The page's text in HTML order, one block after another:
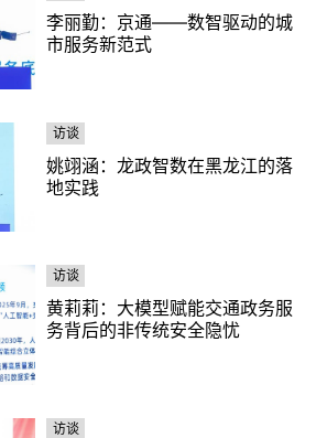
李丽勤：京通——数智驱动的城
市服务新范式
访谈
姚翊涵：龙政智数在黑龙江的落
地实践
访谈
黄莉莉：大模型赋能交通政务服
务背后的非传统安全隐忧
访谈